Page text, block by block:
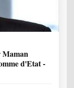
Maman
d'Etat -